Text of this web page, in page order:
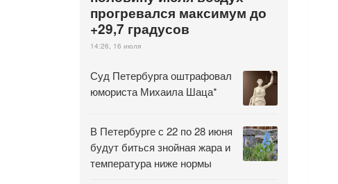
прогревался максимум до
+29,7 градусов
14:26, 16 июля
Суд Петербурга оштрафовал
юмориста Михаила Шаца*
В Петербурге с 22 по 28 июня
будут биться знойная жара и
температура ниже нормы